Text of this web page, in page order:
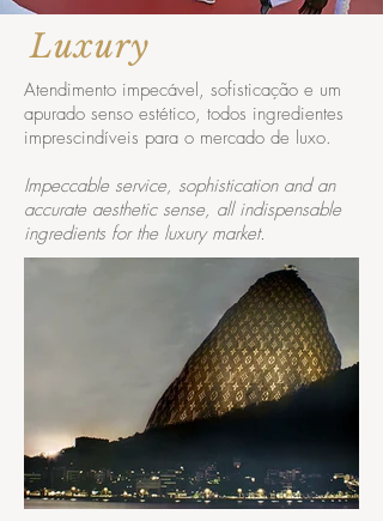
Luxury
Atendimento impecável, sofisticação e um
apurado senso estético, todos ingredientes
imprescindíveis para o mercado de luxo.
Impeccable service, sophistication and an
accurate aesthetic sense, all indispensable
ingredients for the luxury market.